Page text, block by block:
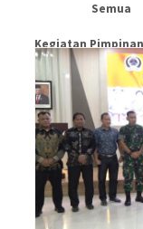
PROFIL
INFORMASI
LAYANAN
SARANA &
IPKD
Semua
Kegiatan